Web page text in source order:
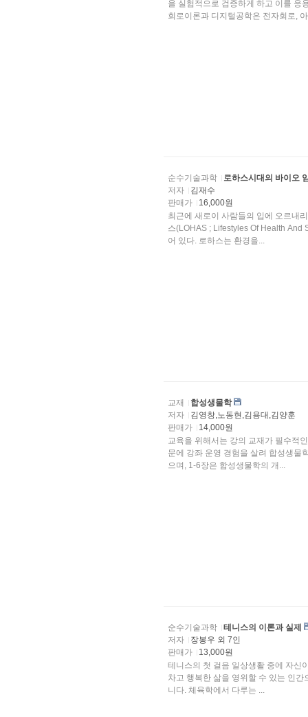
을 실험적으로 검증하게 하고 이를 응용한 설계능력을 키우는데 있
회로이론과 디지털공학은 전자회로,
순수기술과학
로하스시대의 바이오
저자
김재수
판매가
16,000원
최근에 새로이 사람들의 입에 오르내
스(LOHAS ; Lifestyles Of Health And
어 있다. 로하스는 환경을...
교재
합성생물학
저자
김영창,노동현,김용대,김양훈
판매가
14,000원
교육을 위해서는 강의 교재가 필수적
문에 강좌 운영 경험을 살려 합성생물
으며, 1-6장은 합성생물학의 개...
순수기술과학
테니스의 이론과 실제
저자
장봉우 외 7인
판매가
13,000원
테니스의 첫 걸음 일상생활 중에 자신이 의도하는 대로 움직이는 데에 불편함이 없다면 이는 활기
차고 행복한 삶을 영위할 수 있는 인간으로서의
니다. 체육학에서 다루는 ...